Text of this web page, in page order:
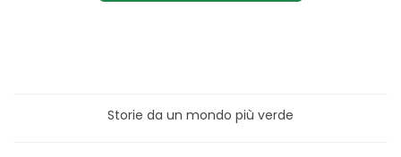
Storie da un mondo più verde